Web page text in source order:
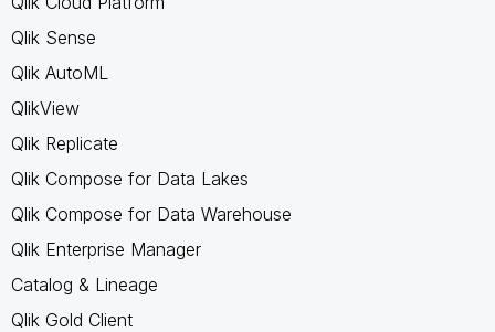
Qlik Sense
Qlik AutoML
QlikView
Qlik Replicate
Qlik Compose for Data Lakes
Qlik Compose for Data Warehouse
Qlik Enterprise Manager
Catalog & Lineage
Qlik Gold Client